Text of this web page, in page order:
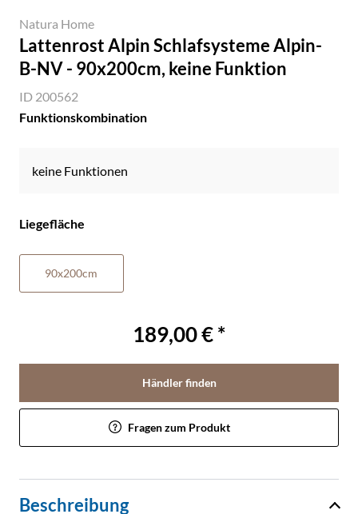
Natura Home
Lattenrost Alpin Schlafsysteme Alpin-
B-NV - 90x200cm, keine Funktion
ID 200562
Funktionskombination
keine Funktionen
Liegefläche
90x200cm
189,00 € *
Händler finden
Fragen zum Produkt
Beschreibung